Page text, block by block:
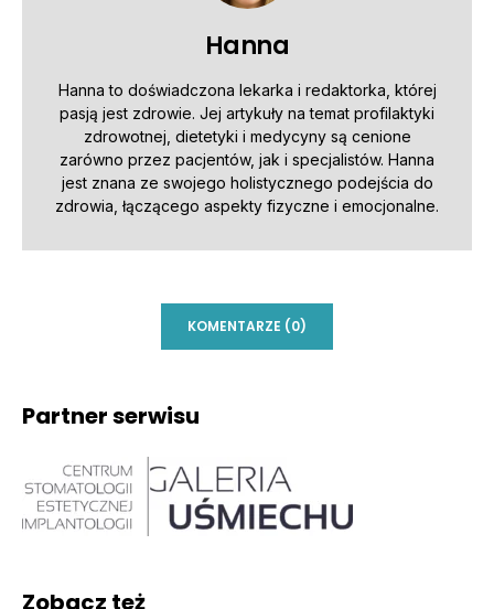
Hanna
Hanna to doświadczona lekarka i redaktorka, której
pasją jest zdrowie. Jej artykuły na temat profilaktyki
zdrowotnej, dietetyki i medycyny są cenione
zarówno przez pacjentów, jak i specjalistów. Hanna
jest znana ze swojego holistycznego podejścia do
zdrowia, łączącego aspekty fizyczne i emocjonalne.
KOMENTARZE (0)
Partner serwisu
Zobacz też